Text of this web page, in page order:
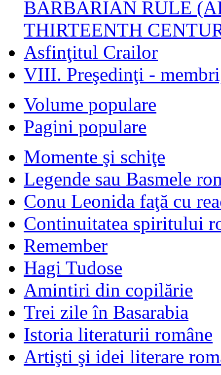
BARBARIAN RULE
THIRTEENTH
Asfinţitul Crailor
VIII. Preşedinţi -
Volume populare
Pagini populare
Momente şi schiţe
Legende sau Basmele
Conu Leonida faţă cu
Continuitatea spiritului
Remember
Hagi Tudose
Amintiri din copilărie
Trei zile în Basarabia
Istoria literaturii române
Artişti şi idei literare